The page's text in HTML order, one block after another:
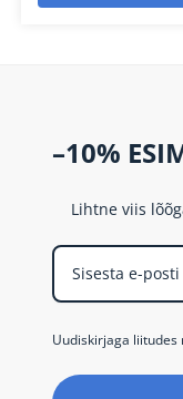
–10%
Lihtne viis
Uudiskirjaga